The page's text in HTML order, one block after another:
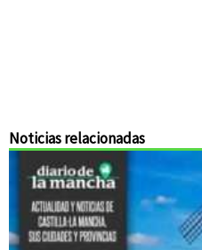
Noticias relacionadas